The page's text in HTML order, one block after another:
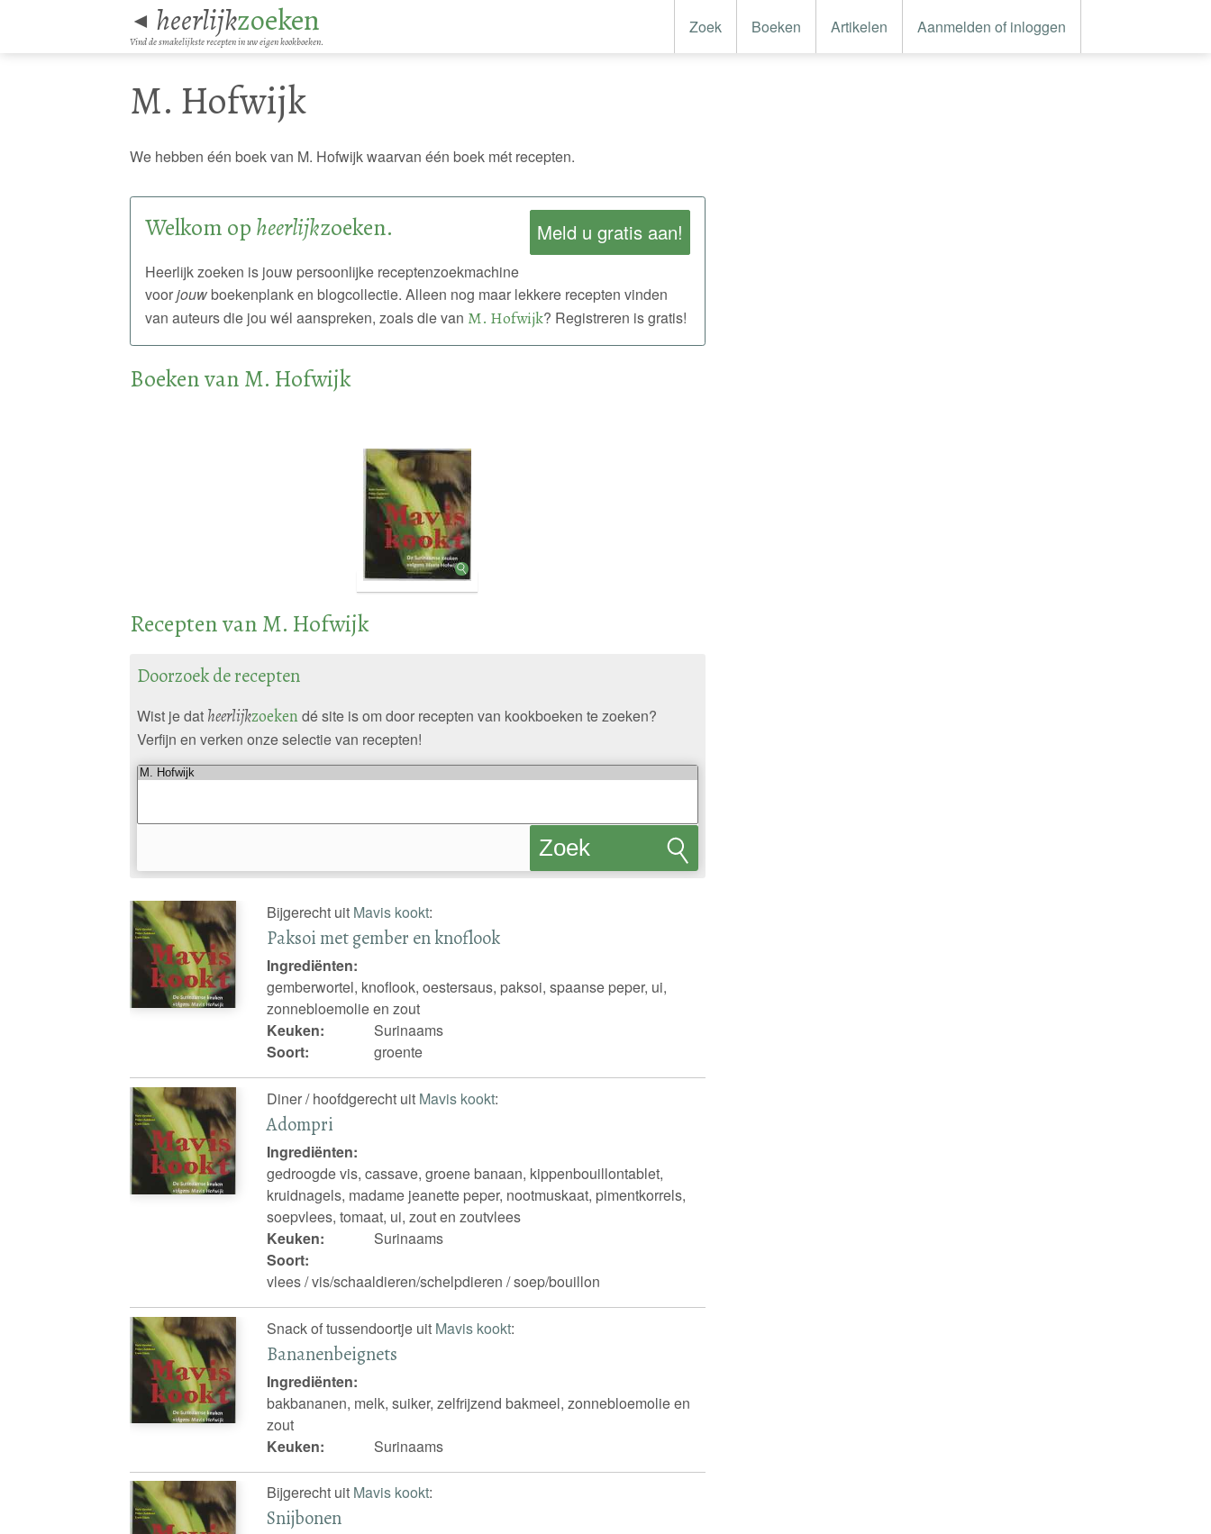
◄ heerlijkzoeken
Vind de smakelijkste recepten in uw eigen kookboeken.
Zoek Boeken Artikelen Aanmelden of inloggen
M. Hofwijk
We hebben één boek van M. Hofwijk waarvan één boek mét recepten.
Meld u gratis aan!
Welkom op heerlijkzoeken.
Heerlijk zoeken is jouw persoonlijke receptenzoekmachine
voorjouwboekenplank en blogcollectie. Alleen nog maar lekkere recepten vinden
van auteurs die jou wél aanspreken, zoals die van M. Hofwijk? Registreren is gratis!
Boeken van M. Hofwijk
Recepten van M. Hofwijk
Doorzoek de recepten
Wist je dat heerlijkzoekendé site is om door recepten van kookboeken te zoeken?
Verfijn en verken onze selectie van recepten!
Zoek
Bijgerecht uit Mavis kookt:
Paksoi met gember en knoflook
Ingrediënten:
gemberwortel, knoflook, oestersaus, paksoi, spaanse peper, ui,
zonnebloemolie en zout
Keuken:
Surinaams
Soort:
groente
Diner / hoofdgerecht uit Mavis kookt:
Adompri
Ingrediënten:
gedroogde vis, cassave, groene banaan, kippenbouillontablet,
kruidnagels, madame jeanette peper, nootmuskaat, pimentkorrels,
soepvlees, tomaat, ui, zout en zoutvlees
Keuken:
Surinaams
Soort:
vlees / vis/schaaldieren/schelpdieren / soep/bouillon
Snack of tussendoortje uit Mavis kookt:
Bananenbeignets
Ingrediënten:
bakbananen, melk, suiker, zelfrijzend bakmeel, zonnebloemolie en
zout
Keuken:
Surinaams
Bijgerecht uit Mavis kookt:
Snijbonen